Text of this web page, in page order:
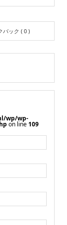
バック ( 0 )
wp/wp-
on line109